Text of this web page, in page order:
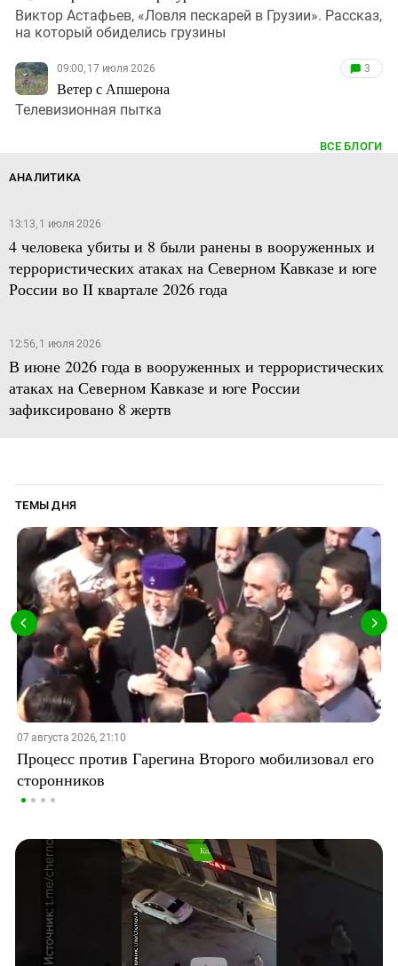
Виктор Астафьев, «Ловля пескарей в Грузии». Рассказ,
на который обиделись грузины
09:00, 17 июля 2026
Ветер с Апшерона
3
Телевизионная пытка
ВСЕ БЛОГИ
АНАЛИТИКА
13:13, 1 июля 2026
4 человека убиты и 8 были ранены в вооруженных и
террористических атаках на Северном Кавказе и юге
России во II квартале 2026 года
12:56, 1 июля 2026
В июне 2026 года в вооруженных и террористических
атаках на Северном Кавказе и юге России
зафиксировано 8 жертв
ТЕМЫ ДНЯ
07 августа 2026, 21:10
Процесс против Гарегина Второго мобилизовал его
сторонников